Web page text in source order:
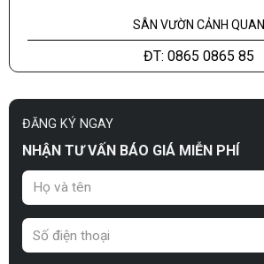
SÂN VƯỜN CẢNH QUAN
ĐT: 0865 0865 85
ĐĂNG KÝ NGAY
NHẬN TƯ VẤN BÁO GIÁ MIỄN PHÍ